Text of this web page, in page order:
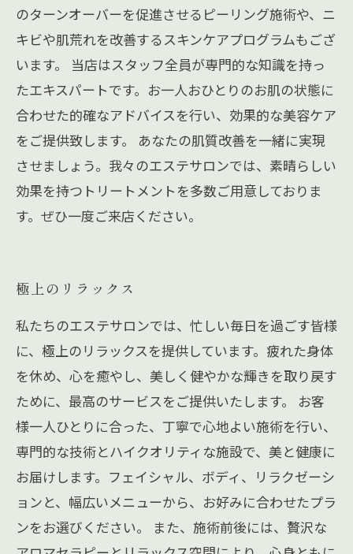
のターンオーバーを促進させるピーリング施術や、ニ
キビや肌荒れを改善するスキンケアプログラムもござ
います。 当店はスタッフ全員が専門的な知識を持っ
たエキスパートです。お一人おひとりのお肌の状態に
合わせた的確なアドバイスを行い、効果的な美容ケア
をご提供致します。 あなたの肌質改善を一緒に実現
させましょう。我々のエステサロンでは、素晴らしい
効果を持つトリートメントを多数ご用意しておりま
す。ぜひ一度ご来店ください。
極上のリラックス
私たちのエステサロンでは、忙しい毎日を過ごす皆様
に、極上のリラックスを提供しています。疲れた身体
を休め、心を癒やし、美しく健やかな輝きを取り戻す
ために、最高のサービスをご提供いたします。 お客
様一人ひとりに合った、丁寧で心地よい施術を行い、
専門的な技術とハイクオリティな施設で、美と健康に
お届けします。フェイシャル、ボディ、リラクゼーシ
ョンと、幅広いメニューから、お好みに合わせたプラ
ンをお選びください。 また、施術前後には、贅沢な